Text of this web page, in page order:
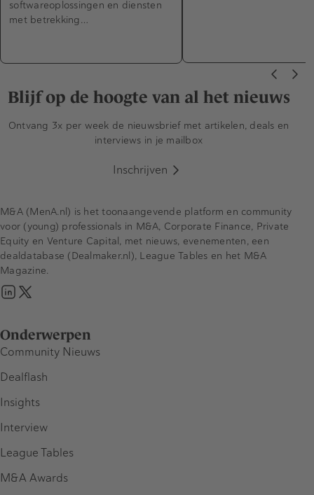
softwareoplossingen en diensten
met betrekking…
Blijf op de hoogte van al het nieuws
Ontvang 3x per week de nieuwsbrief met artikelen, deals en
interviews in je mailbox
Inschrijven
Onderwerpen
Community Nieuws
Dealflash
Insights
Interview
League Tables
M&A Awards
M&A (MenA.nl) is het toonaangevende platform en community
voor (young) professionals in M&A, Corporate Finance, Private
Equity en Venture Capital, met nieuws, evenementen, een
dealdatabase (Dealmaker.nl), League Tables en het M&A
Magazine.